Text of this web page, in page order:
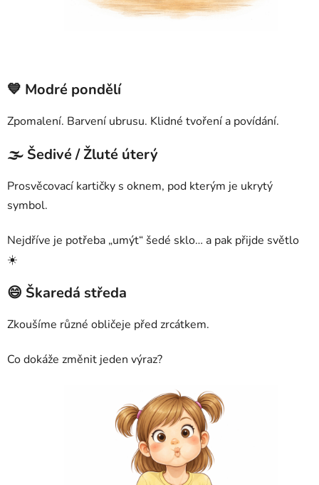
💙 Modré pondělí
Zpomalení. Barvení ubrusu. Klidné tvoření a povídání.
🌫 Šedivé / Žluté úterý
Prosvěcovací kartičky s oknem, pod kterým je ukrytý
symbol.
Nejdříve je potřeba „umýt“ šedé sklo… a pak přijde světlo
☀️
😄 Škaredá středa
Zkoušíme různé obličeje před zrcátkem.
Co dokáže změnit jeden výraz?